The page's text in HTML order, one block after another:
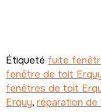
Étiqueté fuite
fenêtre de toit
fenêtres de toit
Erquy, réparation de